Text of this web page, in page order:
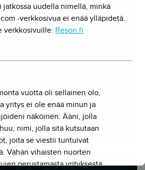
Marimekon
verkossa?
- Herkko Hietanen
jatkossa uudella nimellä, minkä
-verkkosivua ei enää ylläpidetä.
verkkosivuille: Reson.fi
vuotta oli sellainen olo,
yritys ei ole enää minun ja
näköinen. Ääni, jolla
nimi, jolla sitä kutsutaan
joita se viestii tuntuivat
Vähän vihaisten nuorten
perustamasta yrityksestä